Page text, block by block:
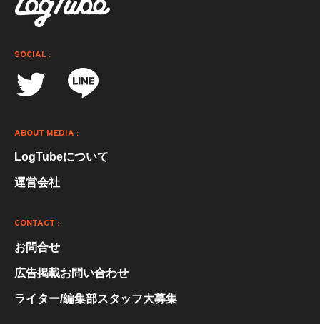
SOCIAL :
ABOUT MEDIA :
LogTubeについて
運営会社
CONTACT :
お問合せ
広告掲載お問い合わせ
ライター/編集部スタッフ大募集